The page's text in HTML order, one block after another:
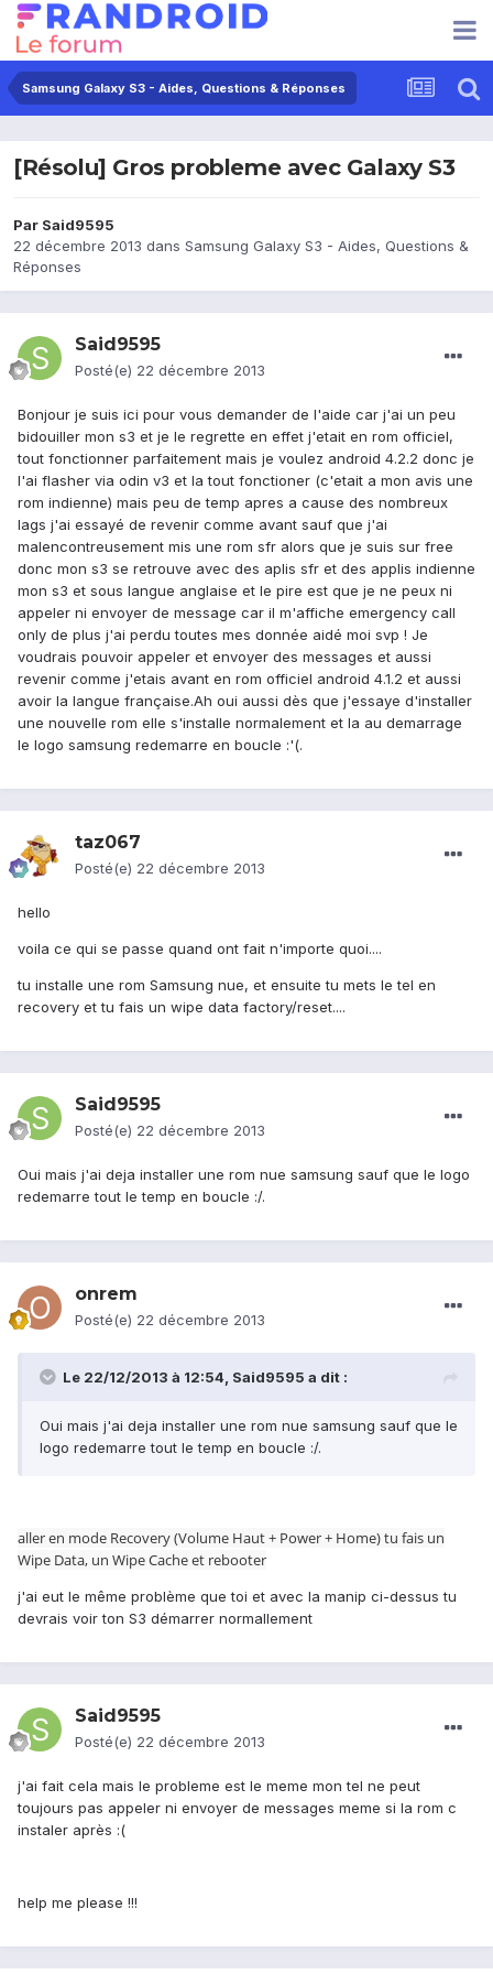
Samsung Galaxy S3 - Aides, Questions & Réponses
[Résolu] Gros probleme avec Galaxy S3
Par Said9595
22 décembre 2013 dans Samsung Galaxy S3 - Aides, Questions &
Réponses
Said9595
Posté(e) 22 décembre 2013
Bonjour je suis ici pour vous demander de l'aide car j'ai un peu
bidouiller mon s3 et je le regrette en effet j'etait en rom officiel,
tout fonctionner parfaitement mais je voulez android 4.2.2 donc je
l'ai flasher via odin v3 et la tout fonctioner (c'etait a mon avis une
rom indienne) mais peu de temp apres a cause des nombreux
lags j'ai essayé de revenir comme avant sauf que j'ai
malencontreusement mis une rom sfr alors que je suis sur free
donc mon s3 se retrouve avec des aplis sfr et des applis indienne
mon s3 et sous langue anglaise et le pire est que je ne peux ni
appeler ni envoyer de message car il m'affiche emergency call
only de plus j'ai perdu toutes mes donnée aidé moi svp ! Je
voudrais pouvoir appeler et envoyer des messages et aussi
revenir comme j'etais avant en rom officiel android 4.1.2 et aussi
avoir la langue française.Ah oui aussi dès que j'essaye d'installer
une nouvelle rom elle s'installe normalement et la au demarrage
le logo samsung redemarre en boucle :'(.
taz067
Posté(e) 22 décembre 2013
hello
voila ce qui se passe quand ont fait n'importe quoi....
tu installe une rom Samsung nue, et ensuite tu mets le tel en
recovery et tu fais un wipe data factory/reset....
Said9595
Posté(e) 22 décembre 2013
Oui mais j'ai deja installer une rom nue samsung sauf que le logo
redemarre tout le temp en boucle :/.
onrem
Posté(e) 22 décembre 2013
Le 22/12/2013 à 12:54, Said9595 a dit :
Oui mais j'ai deja installer une rom nue samsung sauf que le
logo redemarre tout le temp en boucle :/.
aller en mode Recovery (Volume Haut + Power + Home) tu fais un
Wipe Data, un Wipe Cache et rebooter
j'ai eut le même problème que toi et avec la manip ci-dessus tu
devrais voir ton S3 démarrer normallement
Said9595
Posté(e) 22 décembre 2013
j'ai fait cela mais le probleme est le meme mon tel ne peut
toujours pas appeler ni envoyer de messages meme si la rom c
instaler après :(
help me please !!!